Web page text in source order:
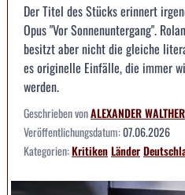
Der Titel des Stücks erinnert
Opus "Vor Sonnenuntergang".
besitzt aber nicht die gleiche
es originelle Einfälle, die immer
werden.
Geschrieben vonALEXANDER WALTHER
Veröffentlichungsdatum:07.06.2026
Kategorien:KritikenLänder